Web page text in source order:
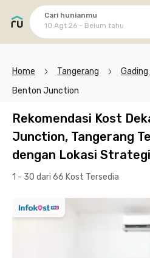
Cari hunianmu
10 Agt 26 - Belum tahu
Home Tangerang
Benton Junction
Rekomendasi Kost
Junction, Tangerang
dengan Lokasi
1 - 30 dari 66 Kost Tersedia